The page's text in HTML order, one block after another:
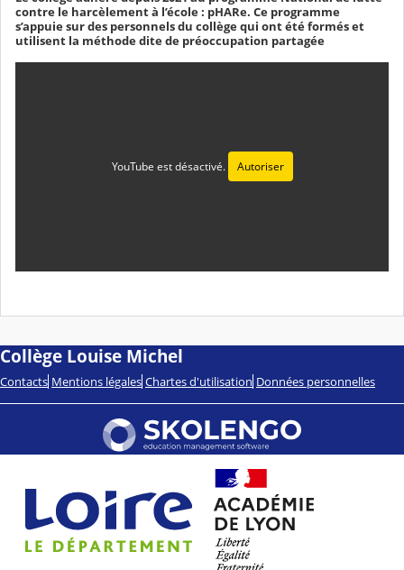
contre le harcèlement à l’école : pHARe. Ce programme
s’appuie sur des personnels du collège qui ont été formés et
utilisent la méthode dite de préoccupation partagée
YouTube est désactivé. Autoriser
Collège Louise Michel
Contacts Mentions légales Chartes d'utilisation Données personnelles